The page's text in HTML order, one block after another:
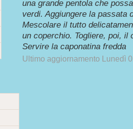
una grande pentola che
verdi. Aggiungere la passata
Mescolare il tutto
un coperchio. Togliere, poi, il
Servire la caponatina fredda
Ultimo aggiornamento Lunedì